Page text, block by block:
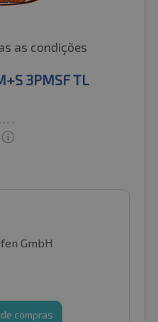
as condições
3PMSF TL
GmbH
compras